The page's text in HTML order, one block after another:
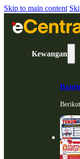
Skip to main content
Kewangan